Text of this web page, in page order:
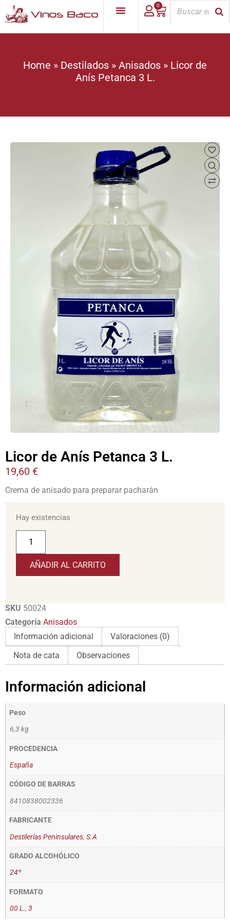
0
Home » Destilados » Anisados » Licor de
Anís Petanca 3 L.
Licor de Anís Petanca 3 L.
19,60 €
Crema de anisado para preparar pacharán
Hay existencias
AÑADIR AL CARRITO
SKU 50024
Categoría Anisados
Información adicional
Valoraciones (0)
Nota de cata
Observaciones
Información adicional
Peso
6,3 kg
PROCEDENCIA
España
CÓDIGO DE BARRAS
8410838002336
FABRICANTE
Destilerías Peninsulares, S.A
GRADO ALCOHÓLICO
24º
FORMATO
00 L., 3